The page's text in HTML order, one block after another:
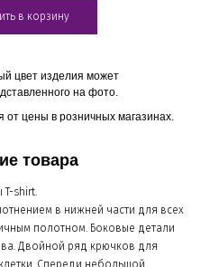
в корзину
цвет изделия может
на фото.
от цены в розничных магазинах.
товара
T-shirt.
в нижней части для всех
полотном. Боковые детали
Двойной ряд крючков для
Спереди небольшой